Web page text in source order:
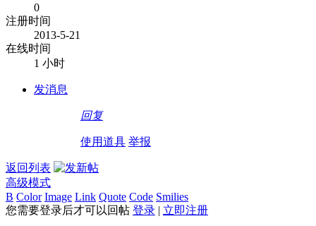
0
注册时间
2013-5-21
在线时间
1 小时
发消息
回复
使用道具 举报
返回列表
高级模式
B Color Image Link Quote Code Smilies
您需要登录后才可以回帖 登录 | 立即注册